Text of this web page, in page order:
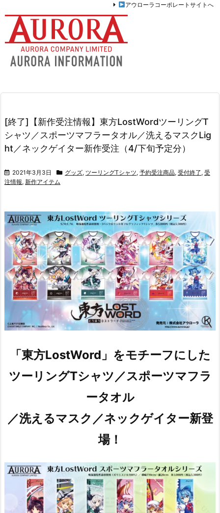
アウローラコーポレートサイトへ
[終了]【新作受注情報】東方LostWordツーリングT
シャツ／スポーツマフラータオル／洗えるマスクLig
ht／ネックゲイター新作受注（4/下旬予定分）
2021年3月3日 グッズ, ツーリングTシャツ, 予約受注商品, 受付終了 , 受
注情報, 新作アイテム
「東方LostWord」をモチーフにした
ツーリングTシャツ／スポーツマフラ
ータオル
／洗えるマスク／ネックゲイター新登
場！